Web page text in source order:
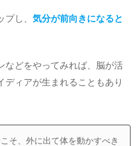
し、 気分が前向きになると
などをやってみれば、脳が活
ディアが生まれることもあり
そ、外に出て体を動かすべき